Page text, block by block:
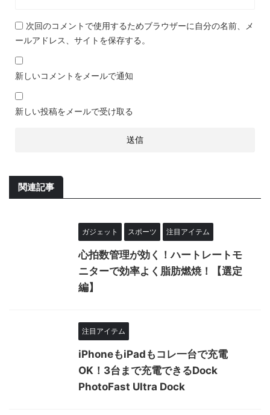
次回のコメントで使用するためブラウザーに自分の名前、メ
ールアドレス、サイトを保存する。
新しいコメントをメールで通知
新しい投稿をメールで受け取る
関連記事
ガジェット スポーツ 注目アイテム
心拍数管理が効く！ハートレートモ
ニターで効率よく脂肪燃焼！【選定
編】
注目アイテム
iPhoneもiPadもコレ一台で充電
OK！3台まで充電できるDock
PhotoFast Ultra Dock